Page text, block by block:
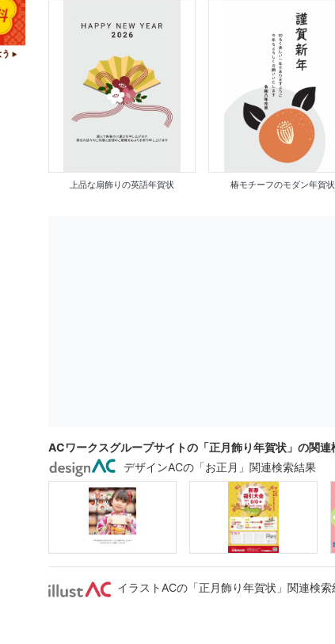
上品な扇飾りの英語年賀状 椿モチーフのモダン年賀状
ACワークスグループサイトの「正月飾り年賀状」の関連
デザインACの「お正月」関連検索結果
イラストACの「正月飾り年賀状」関連検索